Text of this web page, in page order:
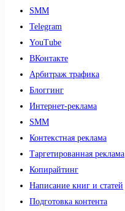
SMM
Telegram
YouTube
ВКонтакте
Арбитраж трафика
Блоггинг
Интернет-реклама
SMM
Контекстная реклама
Таргетированная реклама
Копирайтинг
Написание книг и статей
Подготовка контента